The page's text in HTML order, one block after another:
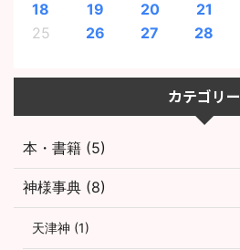
18 19 20 21
25
26 27 28
カテゴリー
本・書籍 (5)
神様事典 (8)
天津神 (1)